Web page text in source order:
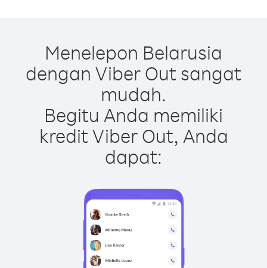
Menelepon Belarusia
dengan Viber Out sangat
mudah.
Begitu Anda memiliki
kredit Viber Out, Anda
dapat: